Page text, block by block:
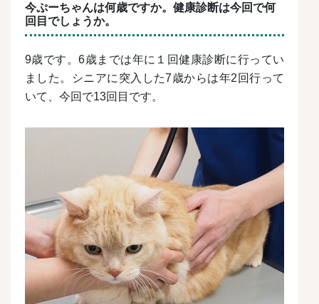
今ぷーちゃんは何歳ですか。健康診断は今回で何
回目でしょうか。
9歳です。6歳までは年に１回健康診断に行ってい
ました。シニアに突入した7歳からは年2回行って
いて、今回で13回目です。